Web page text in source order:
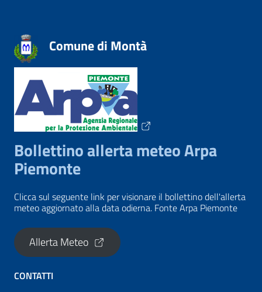
Comune di Montà
Bollettino allerta meteo Arpa
Piemonte
Clicca sul seguente link per visionare il bollettino dell'allerta
meteo aggiornato alla data odierna. Fonte Arpa Piemonte
Allerta Meteo
CONTATTI